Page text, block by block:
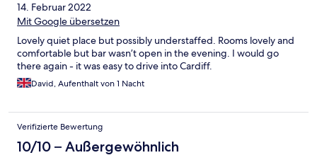
14. Februar 2022
Mit Google übersetzen
Lovely quiet place but possibly understaffed. Rooms lovely and
comfortable but bar wasn’t open in the evening. I would go
there again - it was easy to drive into Cardiff.
David, Aufenthalt von 1 Nacht
Verifizierte Bewertung
10/10 – Außergewöhnlich